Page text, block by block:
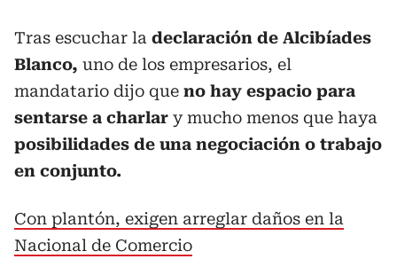
Tras escuchar la declaración de Alcibíades
Blanco, uno de los empresarios, el
mandatario dijo que no hay espacio para
sentarse a charlar y mucho menos que haya
posibilidades de una negociación o trabajo
en conjunto.
Con plantón, exigen arreglar daños en la
Nacional de Comercio